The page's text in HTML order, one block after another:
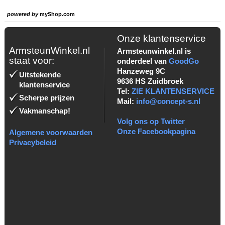
powered bymyShop.com
ArmsteunWinkel.nl
staat voor:
Uitstekende
klantenservice
Scherpe prijzen
Vakmanschap!
Algemene voorwaarden
Privacybeleid
Onze klantenservice
Armsteunwinkel.nl is
onderdeel van GoodGo
Hanzeweg 9C
9636 HS Zuidbroek
Tel: ZIE KLANTENSERVICE
Mail: info@concept-s.nl
Volg ons op Twitter
Onze Facebookpagina